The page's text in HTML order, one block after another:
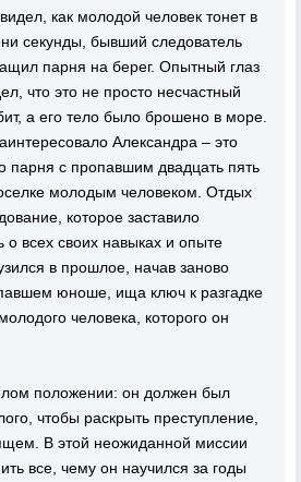
как молодой человек тонет в
секунды, бывший следователь
парня на берег. Опытный глаз
что это не просто несчастный
а его тело было брошено в море.
Александра – это
парня с пропавшим двадцать пять
молодым человеком. Отдых
которое заставило
о всех своих навыках и опыте
в прошлое, начав заново
юноше, ища ключ к разгадке
человека, которого он
положении: он должен был
чтобы раскрыть преступление,
В этой неожиданной миссии
все, чему он научился за годы